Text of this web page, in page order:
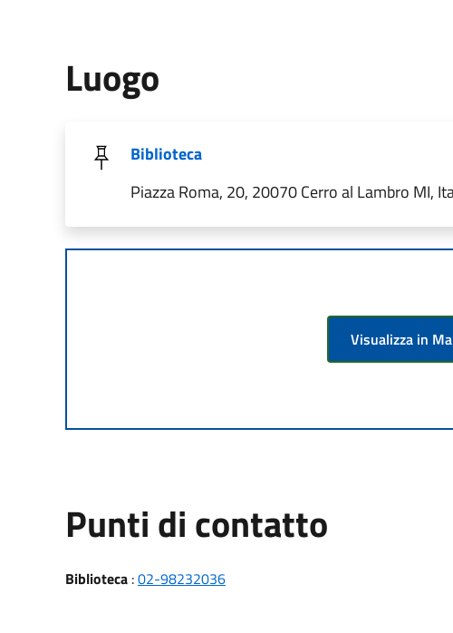
Luogo
Biblioteca
Piazza Roma, 20, 20070 Cerro al Lambro MI,
Visualizza in
Punti di contatto
Biblioteca:02-98232036